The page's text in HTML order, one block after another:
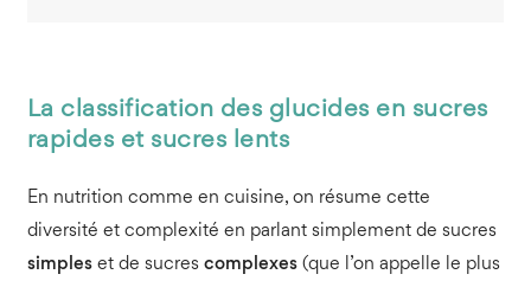
La classification des glucides en sucres
rapides et sucres lents
En nutrition comme en cuisine, on résume cette
diversité et complexité en parlant simplement de sucres
simpleset de sucrescomplexes(que l’on appelle le plus